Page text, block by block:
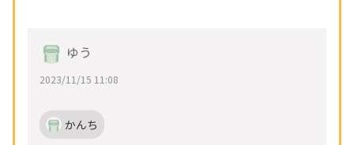
ゆう
2023/11/15 11:08
かんち